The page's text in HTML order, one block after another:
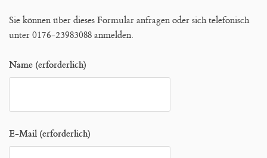
Sie können über dieses Formular anfragen oder sich telefonisch
unter 0176-23983088 anmelden.
Name (erforderlich)
E-Mail (erforderlich)